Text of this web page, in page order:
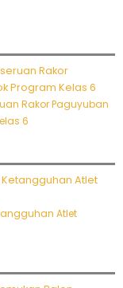
Rakor Paguyuban
6
Atlet